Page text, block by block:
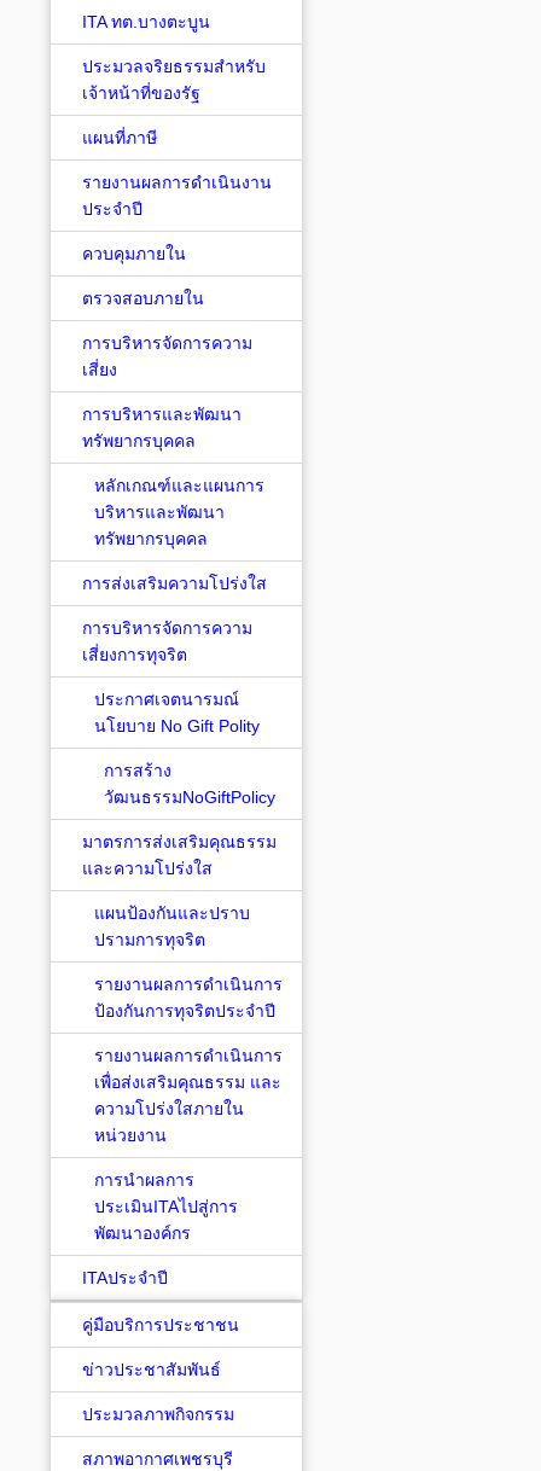
ITA ทต.บางตะบูน
ประมวลจริยธรรมสำหรับ
เจ้าหน้าที่ของรัฐ
แผนที่ภาษี
รายงานผลการดำเนินงาน
ประจำปี
ควบคุมภายใน
ตรวจสอบภายใน
การบริหารจัดการความ
เสี่ยง
การบริหารและพัฒนา
ทรัพยากรบุคคล
หลักเกณฑ์และแผนการ
บริหารและพัฒนา
ทรัพยากรบุคคล
การส่งเสริมความโปร่งใส
การบริหารจัดการความ
เสี่ยงการทุจริต
ประกาศเจตนารมณ์
นโยบาย No Gift Polity
การสร้าง
วัฒนธรรมNoGiftPolicy
มาตรการส่งเสริมคุณธรรม
และความโปร่งใส
แผนป้องกันและปราบ
ปรามการทุจริต
รายงานผลการดำเนินการ
ป้องกันการทุจริตประจำปี
รายงานผลการดำเนินการ
เพื่อส่งเสริมคุณธรรม และ
ความโปร่งใสภายใน
หน่วยงาน
การนำผลการ
ประเมินITAไปสู่การ
พัฒนาองค์กร
ITAประจำปี
คู่มือบริการประชาชน
ข่าวประชาสัมพันธ์
ประมวลภาพกิจกรรม
สภาพอากาศเพชรบุรี